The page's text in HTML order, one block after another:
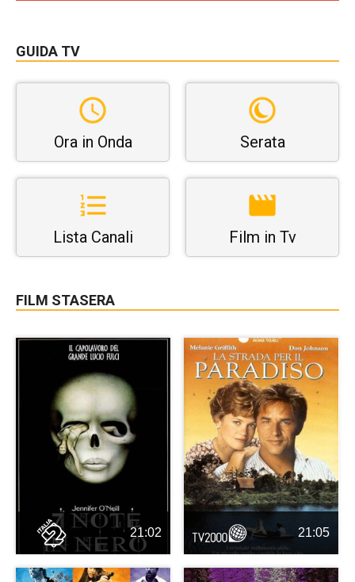
GUIDA TV
Ora in Onda Serata
Lista Canali Film in Tv
FILM STASERA
21:02 21:05